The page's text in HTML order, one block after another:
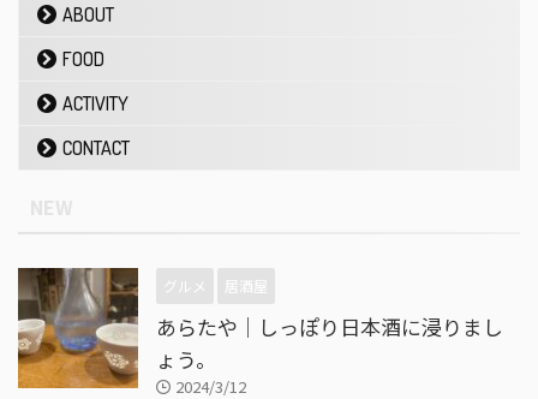
ABOUT
FOOD
ACTIVITY
CONTACT
グルメ 居酒屋
あらたや｜しっぽり日本酒に浸りまし
ょう。
2024/3/12